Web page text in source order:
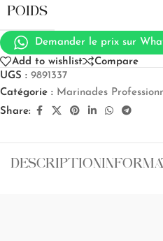
POIDS
Demander le prix sur
Add to wishlist
Compare
UGS : 9891337
Catégorie : Marinades
Share:
DESCRIPTION